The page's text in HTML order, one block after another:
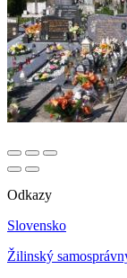
Odkazy
Slovensko
Žilinský